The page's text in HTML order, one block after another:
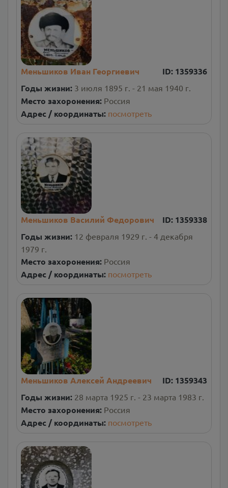
Меньшиков Иван Георгиевич ID: 1359336
Годы жизни: 3 июля 1895 г. - 21 мая 1940 г.
Место захоронения: Россия
Адрес / координаты: посмотреть
Меньшиков Василий Федорович ID: 1359338
Годы жизни: 12 февраля 1929 г. - 4 декабря
1979 г.
Место захоронения: Россия
Адрес / координаты: посмотреть
Меньшиков Алексей Андреевич ID: 1359343
Годы жизни: 28 марта 1925 г. - 23 марта 1983 г.
Место захоронения: Россия
Адрес / координаты: посмотреть